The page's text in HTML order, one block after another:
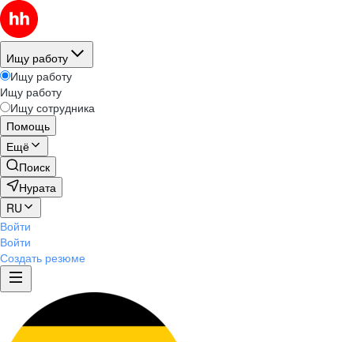
Ищу работу
Ищу работу
Ищу работу
Ищу сотрудника
Помощь
Ещё
Поиск
Нурата
RU
Войти
Войти
Создать резюме